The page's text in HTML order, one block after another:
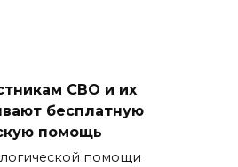
СВО и их
бесплатную
помощь
помощи